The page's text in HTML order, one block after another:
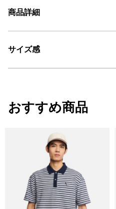
DFT：吸水・速乾
漂白処理はできない。
脱水後、つり干し乾燥がよ
アイロン仕上げ処理ができ
スチームなしでアイロン仕
ドライクリーニング処理が
ウェットクリーニング処理
商品詳細
・色：ピーコート (004)
サイズ感
サイズ
M
L 68.7
おすすめ商品